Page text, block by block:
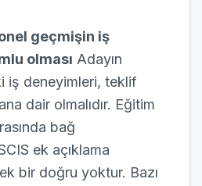
geçmişin iş
olması Adayın
iş deneyimleri, teklif
dair olmalıdır. Eğitim
bağ
ek açıklama
bir doğru yoktur. Bazı